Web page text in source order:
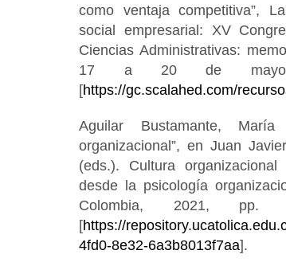
como ventaja competitiva”,
social empresarial: XV
Ciencias Administrativas:
17 a 20 de mayo
[https://gc.scalahed.com/
Aguilar Bustamante,
organizacional”, en Juan
(eds.). Cultura
desde la psicología
Colombia, 2021,
[https://
4fd0-8e32-6a3b8013f7aa].